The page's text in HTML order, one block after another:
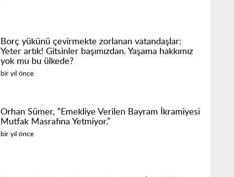
Borç yükünü çevirmekte zorlanan vatandaşlar:
Yeter artık! Gitsinler başımızdan. Yaşama hakkımız
yok mu bu ülkede?
bir yıl önce
Orhan Sümer, “Emekliye Verilen Bayram İkramiyesi
Mutfak Masrafına Yetmiyor.”
bir yıl önce